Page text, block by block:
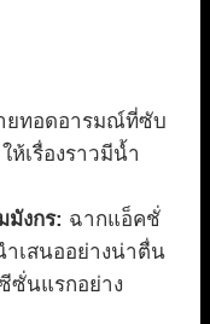
ยทอดอารมณ์ที่ซับ
เรื่องราวมีน้ำ
มังกร: ฉากแอ็คชั่
ำเสนออย่างน่าตื่น
ซั่นแรกอย่าง